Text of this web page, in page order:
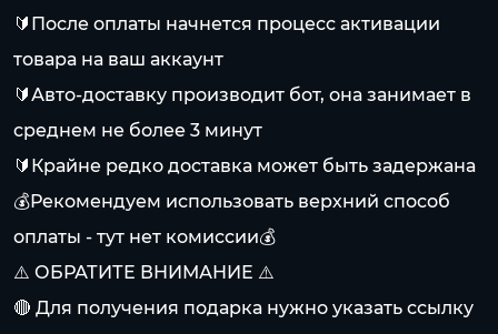
🔰После оплаты начнется процесс активации
товара на ваш аккаунт
🔰Авто-доставку производит бот, она занимает в
среднем не более 3 минут
🔰Крайне редко доставка может быть задержана
💰Рекомендуем использовать верхний способ
оплаты - тут нет комиссии💰
⚠️ ОБРАТИТЕ ВНИМАНИЕ ⚠️
🔴 Для получения подарка нужно указать ссылку